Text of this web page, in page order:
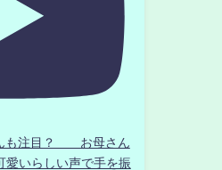
も注目？ お母さん
いらしい声で手を振